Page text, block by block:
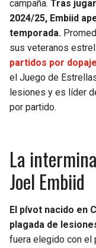
campaña. Tras
2024/25, Embiid
temporada.
sus veteranos
partidos por dopaje
el Juego de
lesiones y es líder
por partido.
La
Joel Embiid
El pívot nacido en
plagada de
fuera elegido con el